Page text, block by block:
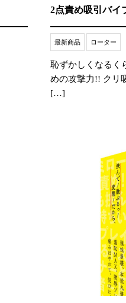
2点責め吸引バ
最新商品 ローター
恥ずかしくなるく
めの攻撃力!! クリ
[…]